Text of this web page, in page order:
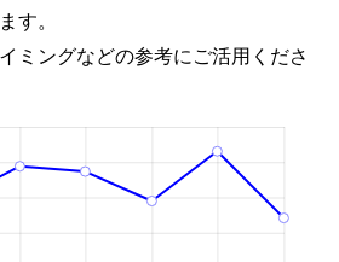
す。
ミングなどの参考にご活用くださ